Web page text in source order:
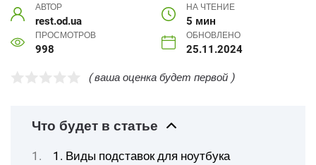
АВТОР
rest.od.ua
НА ЧТЕНИЕ
5 мин
ПРОСМОТРОВ
998
ОБНОВЛЕНО
25.11.2024
( ваша оценка будет первой )
Что будет в статье
1. Виды подставок для ноутбука